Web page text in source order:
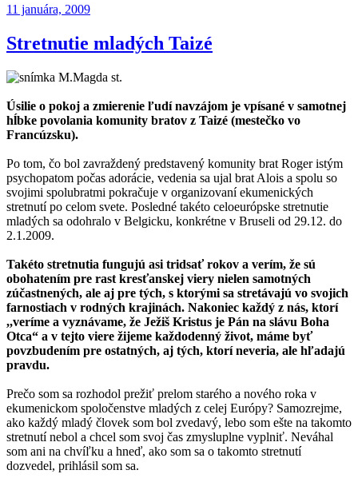
Publikované
11 januára, 2009
Stretnutie mladých Taizé
Úsilie o pokoj a zmierenie ľudí navzájom je vpísané v samotnej
hĺbke povolania komunity bratov z Taizé (mestečko vo
Francúzsku).
Po tom, čo bol zavraždený predstavený komunity brat Roger istým
psychopatom počas adorácie, vedenia sa ujal brat Alois a spolu so
svojimi spolubratmi pokračuje v organizovaní ekumenických
stretnutí po celom svete. Posledné takéto celoeurópske stretnutie
mladých sa odohralo v Belgicku, konkrétne v Bruseli od 29.12. do
2.1.2009.
Takéto stretnutia fungujú asi tridsať rokov a verím, že sú
obohatením pre rast kresťanskej viery nielen samotných
zúčastnených, ale aj pre tých, s ktorými sa stretávajú vo svojich
farnostiach v rodných krajinách. Nakoniec každý z nás, ktorí
,,veríme a vyznávame, že Ježiš Kristus je Pán na slávu Boha
Otca“ a v tejto viere žijeme každodenný život, máme byť
povzbudením pre ostatných, aj tých, ktorí neveria, ale hľadajú
pravdu.
Prečo som sa rozhodol prežiť prelom starého a nového roka v
ekumenickom spoločenstve mladých z celej Európy? Samozrejme,
ako každý mladý človek som bol zvedavý, lebo som ešte na takomto
stretnutí nebol a chcel som svoj čas zmysluplne vyplniť. Neváhal
som ani na chvíľku a hneď, ako som sa o takomto stretnutí
dozvedel, prihlásil som sa.